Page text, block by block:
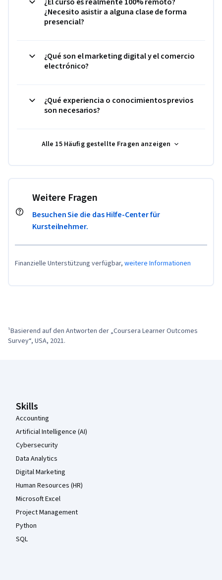
¿Necesito asistir a alguna clase de forma
presencial?
¿Qué son el marketing digital y el comercio
electrónico?
¿Qué experiencia o conocimientos previos
son necesarios?
Alle 15 Häufig gestellte Fragen anzeigen
Weitere Fragen
Besuchen Sie die das Hilfe-Center für
Kursteilnehmer.
Finanzielle Unterstützung verfügbar, weitere Informationen
¹Basierend auf den Antworten der „Coursera Learner Outcomes
Survey“, USA, 2021.
Skills
Accounting
Artificial Intelligence (AI)
Cybersecurity
Data Analytics
Digital Marketing
Human Resources (HR)
Microsoft Excel
Project Management
Python
SQL